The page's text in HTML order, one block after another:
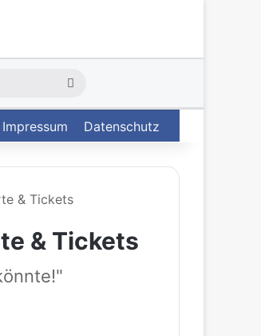
nach
Impressum Datenschutz
& Tickets
& Tickets